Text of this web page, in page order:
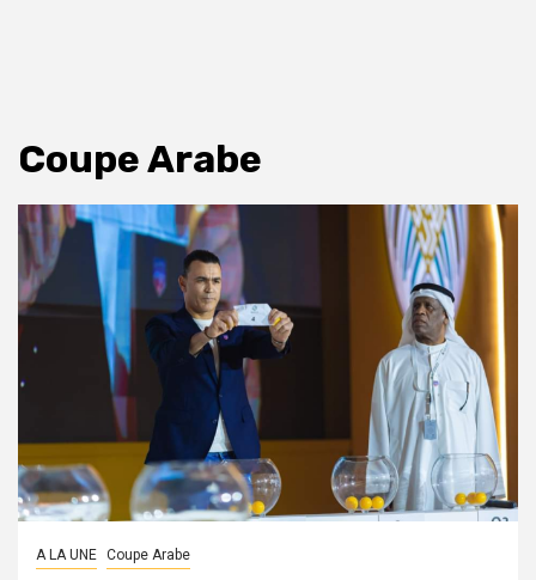
Coupe Arabe
A LA UNE Coupe Arabe